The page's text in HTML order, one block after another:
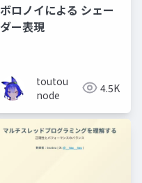
ボロノイによる シェー
ダー表現
toutou
node
4.5K